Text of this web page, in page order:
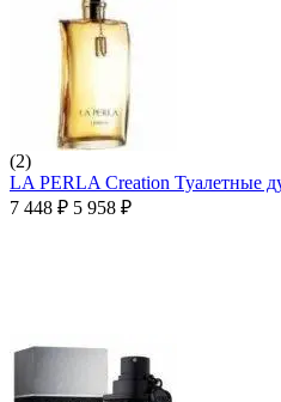
(2)
LA PERLA Creation Туалетные
7 448 ₽ 5 958 ₽